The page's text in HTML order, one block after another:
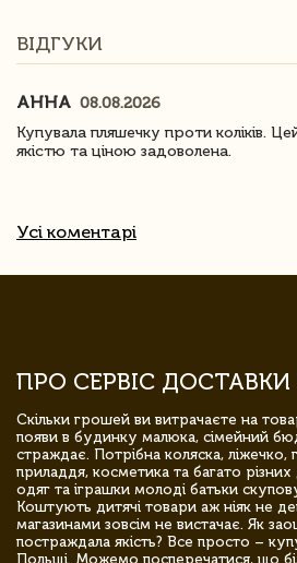
ВІДГУКИ
АННА 08.08.2026
Купувала пляшечку проти коліків.
якістю та ціною задоволена.
Усі коментарі
ПРО СЕРВІС ДОСТАВКИ
Скільки грошей ви витрачаєте на
появи в будинку малюка, сімейний
страждає. Потрібна коляска, ліжечко,
приладдя, косметика та багато
одяг та іграшки молоді батьки
Коштують дитячі товари аж ніяк не
магазинами зовсім не вистачає. Як
постраждала якість? Все просто –
Польщі. Можемо посперечатися, що